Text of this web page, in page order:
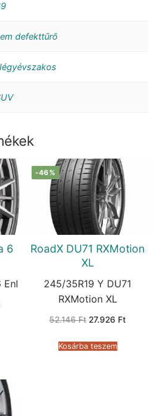
defekttűrő
6
Enl
-46%
RoadX DU71 RXMotion
XL
245/35R19 Y DU71
RXMotion XL
52.146Ft Original
52.146 Ft.
27.926 FtCurrent
Kosárba teszem